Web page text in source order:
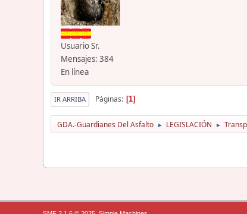
Usuario Sr.
Mensajes: 384
En línea
IR ARRIBA Páginas 1
GDA.-Guardianes Del Asfalto ► LEGISLACIÓN ►